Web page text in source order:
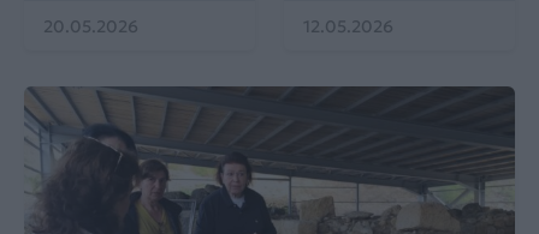
20.05.2026 12.05.2026